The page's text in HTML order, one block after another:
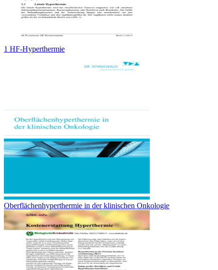
1 HF-Hyperthermie
Oberflächenhyperthermie in der klinischen Onkologie